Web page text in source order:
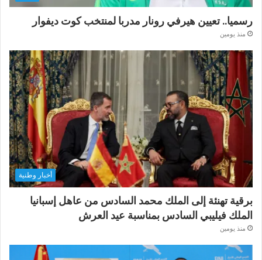
رسميا.. تعيين هيرفي رونار مدربا لمنتخب كوت ديفوار
منذ يومين
أخبار وطنية
برقية تهنئة إلى الملك محمد السادس من عاهل إسبانيا
الملك فيليبي السادس بمناسبة عيد العرش
منذ يومين